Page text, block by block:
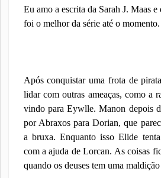
Eu amo a escrita da Sarah J. Maas
foi o melhor da série até o momento.
Após conquistar uma frota de
lidar com outras ameaças, como a
vindo para Eywlle. Manon depois
por Abraxos para Dorian, que
a bruxa. Enquanto isso Elide
com a ajuda de Lorcan. As coisas
quando os deuses tem uma